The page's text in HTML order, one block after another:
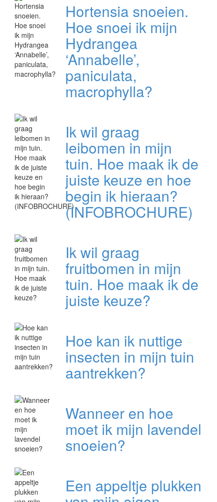
Hortensia snoeien.
Hoe snoei ik mijn
Hydrangea
‘Annabelle’,
paniculata,
macrophylla?
Ik wil graag
leibomen in mijn
tuin. Hoe maak ik de
juiste keuze en hoe
begin ik hieraan?
(INFOBROCHURE)
Ik wil graag
fruitbomen in mijn
tuin. Hoe maak ik de
juiste keuze?
Hoe kan ik nuttige
insecten in mijn tuin
aantrekken?
Wanneer en hoe
moet ik mijn lavendel
snoeien?
Een appeltje plukken